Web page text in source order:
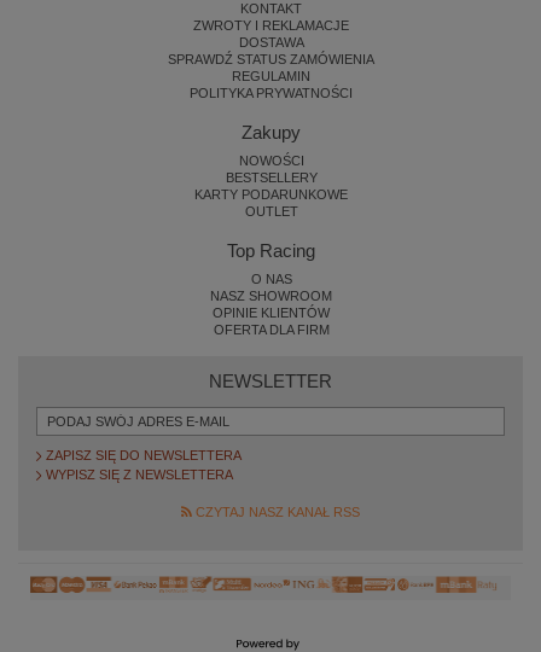
KONTAKT
ZWROTY I REKLAMACJE
DOSTAWA
SPRAWDŹ STATUS ZAMÓWIENIA
REGULAMIN
POLITYKA PRYWATNOŚCI
Zakupy
NOWOŚCI
BESTSELLERY
KARTY PODARUNKOWE
OUTLET
Top Racing
O NAS
NASZ SHOWROOM
OPINIE KLIENTÓW
OFERTA DLA FIRM
NEWSLETTER
ZAPISZ SIĘ DO NEWSLETTERA
WYPISZ SIĘ Z NEWSLETTERA
CZYTAJ NASZ KANAŁ RSS